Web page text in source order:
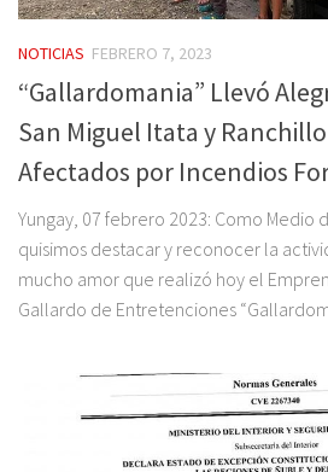
NOTICIAS FEBRERO 7, 2023
“Gallardomania” Llevó
San Miguel Itata y
Afectados por Incendios
Yungay, 07 febrero 2023: Como Medio
quisimos destacar y reconocer la
mucho amor que realizó hoy el
Gallardo de Entretenciones